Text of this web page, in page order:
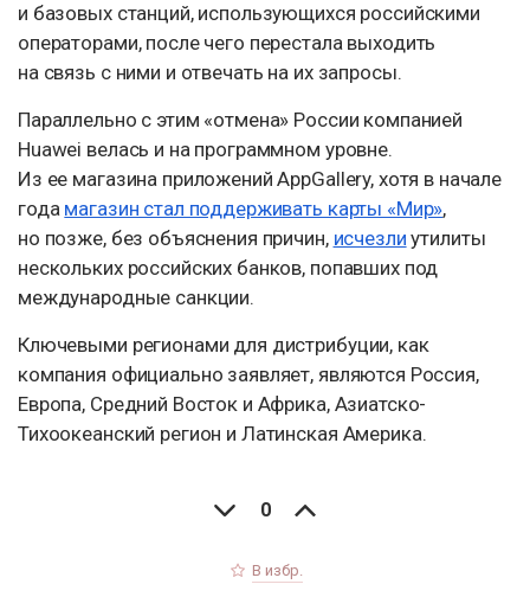
и базовых станций, использующихся российскими
операторами, после чего перестала выходить
на связь с ними и отвечать на их запросы.
Параллельно с этим «отмена» России компанией
Huawei велась и на программном уровне.
Из ее магазина приложений AppGallery, хотя в начале
года магазин стал поддерживать карты «Мир»,
но позже, без объяснения причин, исчезли утилиты
нескольких российских банков, попавших под
международные санкции.
Ключевыми регионами для дистрибуции, как
компания официально заявляет, являются Россия,
Европа, Средний Восток и Африка, Азиатско-
Тихоокеанский регион и Латинская Америка.
0
В избр.